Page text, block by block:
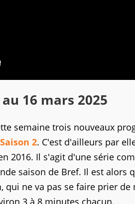
16 mars 2025
semaine trois nouveaux
2. C'est d'ailleurs par
2016. Il s'agit d'une série
saison de Bref. Il est
qui ne va pas se faire prier
3 à 8 minutes chacun.